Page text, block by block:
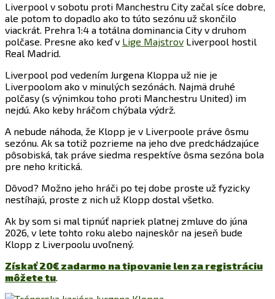
Liverpool v sobotu proti Manchestru City začal síce dobre,
ale potom to dopadlo ako to túto sezónu už skončilo
viackrát. Prehra 1:4 a totálna dominancia City v druhom
polčase. Presne ako keď v Lige Majstrov Liverpool hostil
Real Madrid.
Liverpool pod vedením Jurgena Kloppa už nie je
Liverpoolom ako v minulých sezónách. Najmä druhé
polčasy (s výnimkou toho proti Manchestru United) im
nejdú. Ako keby hráčom chýbala výdrž.
A nebude náhoda, že Klopp je v Liverpoole práve ôsmu
sezónu. Ak sa totiž pozrieme na jeho dve predchádzajúce
pôsobiská, tak práve siedma respektíve ôsma sezóna bola
pre neho kritická.
Dôvod? Možno jeho hráči po tej dobe proste už fyzicky
nestíhajú, proste z nich už Klopp dostal všetko.
Ak by som si mal tipnúť napriek platnej zmluve do júna
2026, v lete tohto roku alebo najneskôr na jeseň bude
Klopp z Liverpoolu uvoľnený.
Získať 20€ zadarmo na tipovanie len za registráciu
môžete tu.